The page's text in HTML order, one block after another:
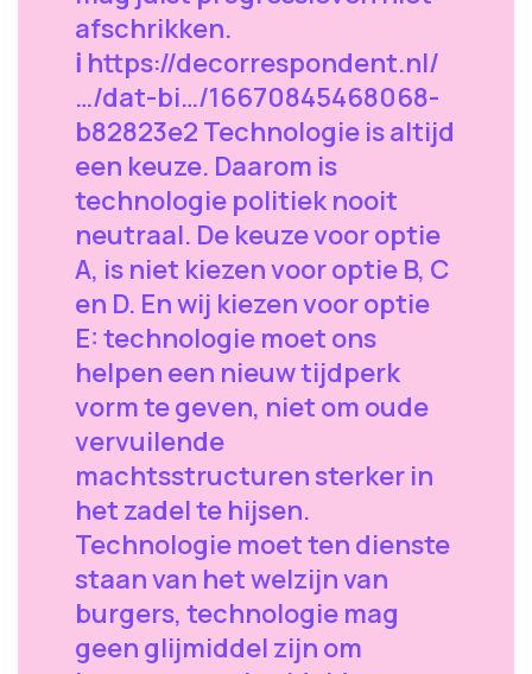
afschrikken.
ℹ️ https://decorrespondent.nl/
…/dat-bi…/16670845468068-
b82823e2 Technologie is altijd
een keuze. Daarom is
technologie politiek nooit
neutraal. De keuze voor optie
A, is niet kiezen voor optie B, C
en D. En wij kiezen voor optie
E: technologie moet ons
helpen een nieuw tijdperk
vorm te geven, niet om oude
vervuilende
machtsstructuren sterker in
het zadel te hijsen.
Technologie moet ten dienste
staan van het welzijn van
burgers, technologie mag
geen glijmiddel zijn om